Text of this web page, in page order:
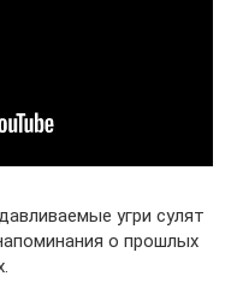
угри сулят
о прошлых